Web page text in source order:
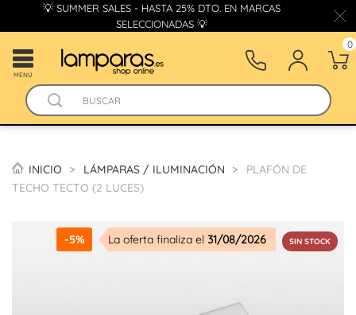
💡 SUMMER SALES - HASTA 25% DTO. EN MARCAS
SELECCIONADAS 💡
MENÚ
0
INICIO LÁMPARAS / ILUMINACIÓN
PLAFÓN DE
TECHO TECTO (2 LUCES)
-5% La oferta finaliza el 31/08/2026 SIN STOCK